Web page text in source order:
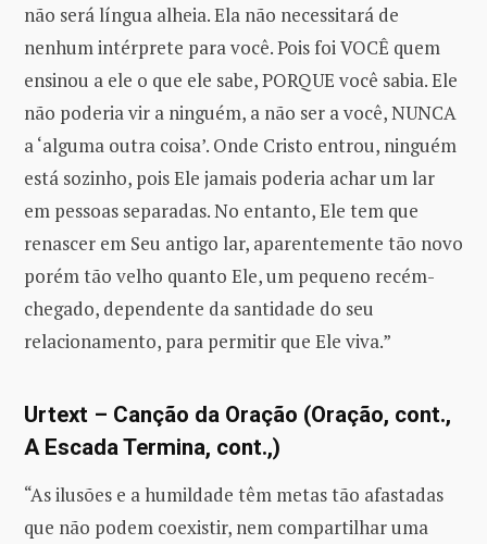
não será língua alheia. Ela não necessitará de
nenhum intérprete para você. Pois foi VOCÊ quem
ensinou a ele o que ele sabe, PORQUE você sabia. Ele
não poderia vir a ninguém, a não ser a você, NUNCA
a ‘alguma outra coisa’. Onde Cristo entrou, ninguém
está sozinho, pois Ele jamais poderia achar um lar
em pessoas separadas. No entanto, Ele tem que
renascer em Seu antigo lar, aparentemente tão novo
porém tão velho quanto Ele, um pequeno recém-
chegado, dependente da santidade do seu
relacionamento, para permitir que Ele viva.”
Urtext – Canção da Oração (Oração, cont.,
A Escada Termina, cont.,)
“As ilusões e a humildade têm metas tão afastadas
que não podem coexistir, nem compartilhar uma